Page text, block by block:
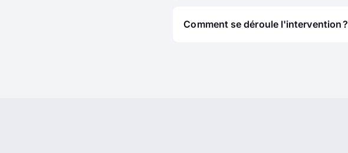
Comment se déroule l'intervention ?